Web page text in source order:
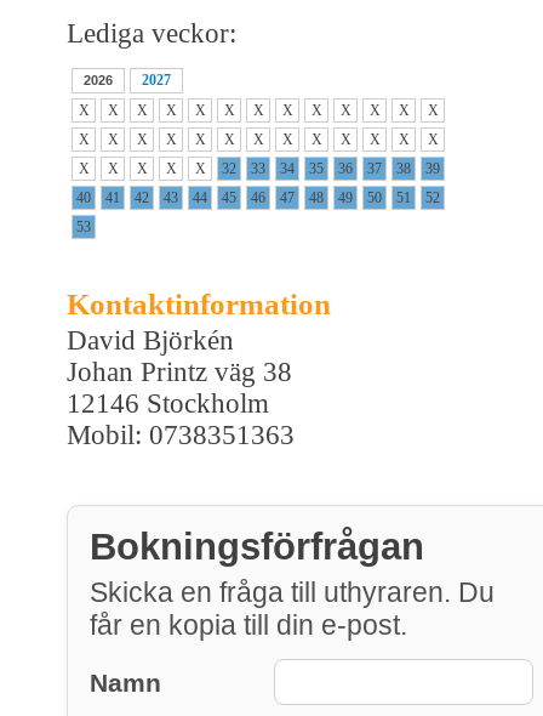
Lediga veckor:
2026
2027
X
X X X X X X X X X X X
X
X
X X X X X X X X X X X
X
X
X X X X 32 33 34 35 36 37 38
39
40
41 42 43 44 45 46 47 48 49 50 51
52
53
Kontaktinformation
David Björkén
Johan Printz väg 38
12146 Stockholm
Mobil: 0738351363
Bokningsförfrågan
Skicka en fråga till uthyraren. Du
får en kopia till din e-post.
Namn